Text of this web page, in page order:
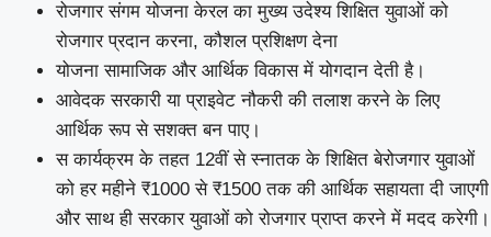
रोजगार संगम योजना केरल का मुख्य उदेश्य शिक्षित युवाओं को
रोजगार प्रदान करना, कौशल प्रशिक्षण देना
योजना सामाजिक और आर्थिक विकास में योगदान देती है।
आवेदक सरकारी या प्राइवेट नौकरी की तलाश करने के लिए
आर्थिक रूप से सशक्त बन पाए।
स कार्यक्रम के तहत 12वीं से स्नातक के शिक्षित बेरोजगार युवाओं
को हर महीने ₹1000 से ₹1500 तक की आर्थिक सहायता दी जाएगी
और साथ ही सरकार युवाओं को रोजगार प्राप्त करने में मदद करेगी।